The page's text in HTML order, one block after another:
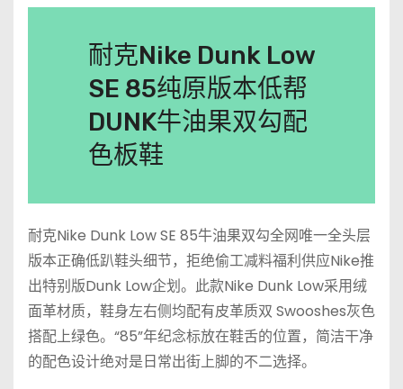
耐克Nike Dunk Low
SE 85纯原版本低帮
DUNK牛油果双勾配
色板鞋
耐克Nike Dunk Low SE 85牛油果双勾全网唯一全头层
版本正确低趴鞋头细节，拒绝偷工减料福利供应Nike推
出特别版Dunk Low企划。此款Nike Dunk Low采用绒
面革材质，鞋身左右侧均配有皮革质双 Swooshes灰色
搭配上绿色。“85”年纪念标放在鞋舌的位置，简洁干净
的配色设计绝对是日常出街上脚的不二选择。